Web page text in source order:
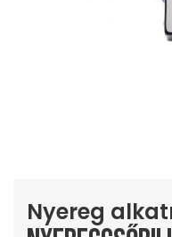
Nyereg